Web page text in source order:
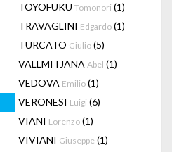
TOYOFUKU Tomonori (1)
TRAVAGLINI Edgardo (1)
TURCATO Giulio (5)
VALLMITJANA Abel (1)
VEDOVA Emilio (1)
VERONESI Luigi (6)
VIANI Lorenzo (1)
VIVIANI Giuseppe (1)